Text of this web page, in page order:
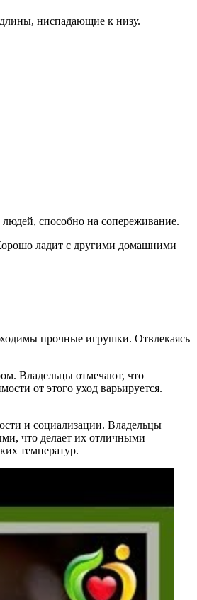
ниспадающие к низу.
способно на сопереживание.
ладит с другими домашними
прочные игрушки. Отвлекаясь
Владельцы отмечают, что
от этого уход варьируется.
и социализации. Владельцы
что делает их отличными
температур.